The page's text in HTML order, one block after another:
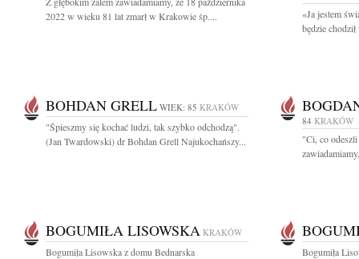
2022 w wieku 81 lat zmarł w Krakowie śp....
«Ja jestem
będzie
BOHDAN GRELL WIEK: 85 KRAKÓW
"Śpieszmy się kochać ludzi, tak szybko odchodzą".
(Jan Twardowski) dr Bohdan Grell Najukochańszy...
84 KRAKÓW
"Ci, co
BOGUMIŁA LISOWSKA KRAKÓW
Bogumiła Lisowska z domu Bednarska
Bogumiła